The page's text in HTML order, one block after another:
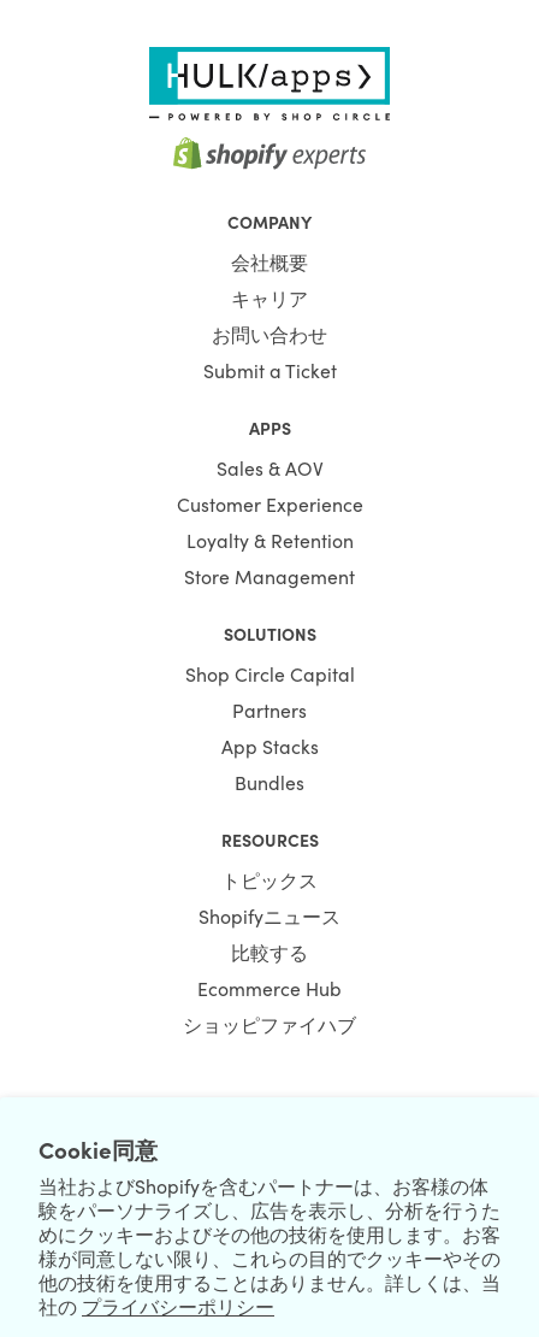
Cookie同意
当社およびShopifyを含むパートナーは、お客様の体
験をパーソナライズし、広告を表示し、分析を行うた
めにクッキーおよびその他の技術を使用します。お客
様が同意しない限り、これらの目的でクッキーやその
他の技術を使用することはありません。詳しくは、当
社の プライバシーポリシー
COMPANY
会社概要
キャリア
お問い合わせ
Submit a Ticket
APPS
Sales & AOV
Customer Experience
Loyalty & Retention
Store Management
SOLUTIONS
Shop Circle Capital
Partners
App Stacks
Bundles
RESOURCES
トピックス
Shopifyニュース
比較する
Ecommerce Hub
ショッピファイハブ
We're Worldwide